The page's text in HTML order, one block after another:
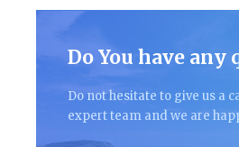
Do You have any
Do not hesitate to give us a
expert team and we are